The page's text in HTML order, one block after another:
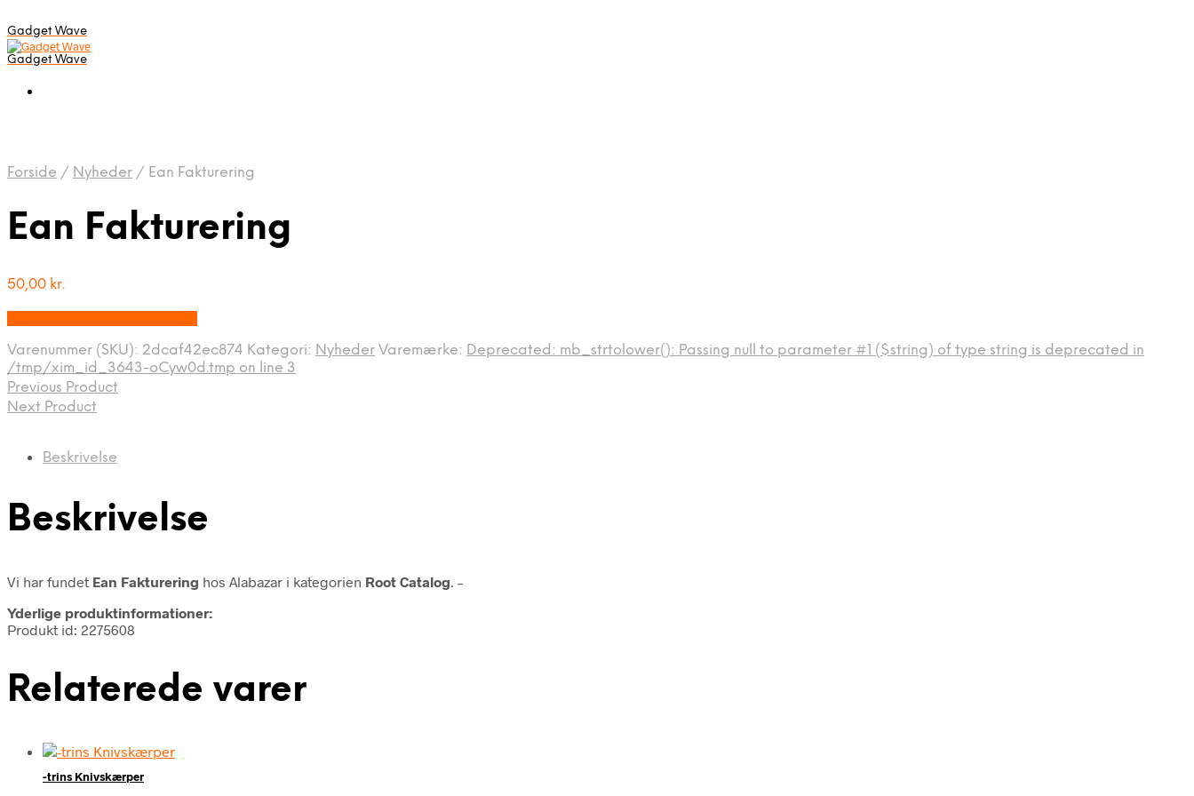
Gadget Wave
Gadget Wave
Forside / Nyheder / Ean Fakturering
Ean Fakturering
50,00 kr.
Varenummer (SKU): 2dcaf42ec874 Kategori: Nyheder Varemærke: Deprecated: mb_strtolower(): Passing null to parameter #1 ($string) of type string is deprecated in
/tmp/xim_id_3643-oCyw0d.tmp on line 3
Previous Product
Next Product
Beskrivelse
Beskrivelse
Vi har fundet Ean Fakturering hos Alabazar i kategorien Root Catalog . –
Yderlige produktinformationer:
Produkt id: 2275608
Relaterede varer
-trins Knivskærper